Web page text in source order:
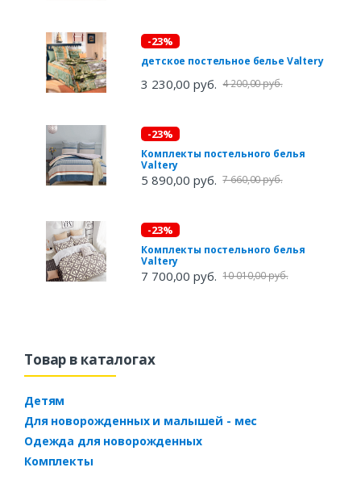
-23%
детское постельное белье Valtery
3 230,00 руб. 4 200,00 руб.
-23%
Комплекты постельного белья
Valtery
5 890,00 руб. 7 660,00 руб.
-23%
Комплекты постельного белья
Valtery
7 700,00 руб. 10 010,00 руб.
Товар в каталогах
Детям
Для новорожденных и малышей - мес
Одежда для новорожденных
Комплекты